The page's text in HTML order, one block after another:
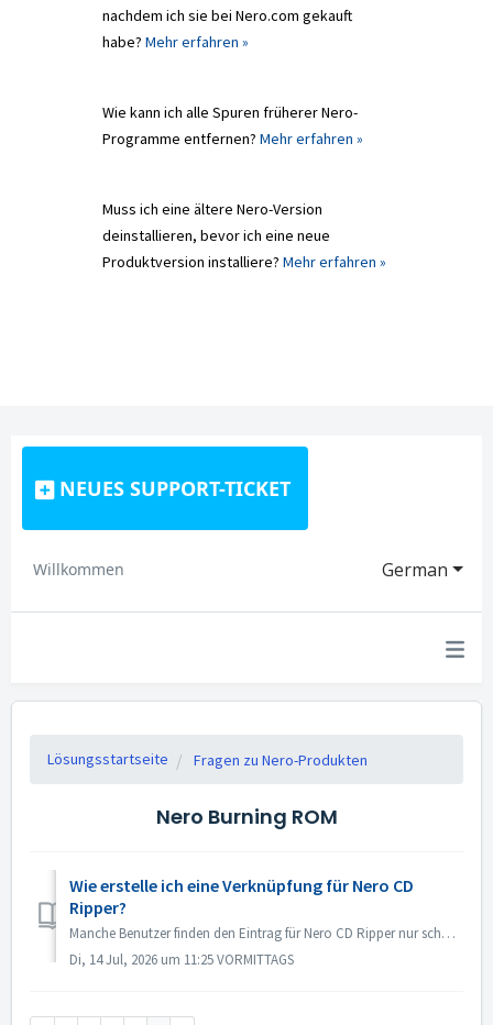
nachdem ich sie bei Nero.com gekauft
habe? Mehr erfahren »
Wie kann ich alle Spuren früherer Nero-
Programme entfernen? Mehr erfahren »
Muss ich eine ältere Nero-Version
deinstallieren, bevor ich eine neue
Produktversion installiere? Mehr erfahren »
NEUES SUPPORT-TICKET
German
Willkommen
Lösungsstartseite Fragen zu Nero-Produkten
Nero Burning ROM
Wie erstelle ich eine Verknüpfung für Nero CD
Ripper?
Manche Benutzer finden den Eintrag für Nero CD Ripper nur schwer und müssen jedes Mal den Microsoft Store aufrufen, um das Programm zu öffnen. Tatsächlich ...
Di, 14 Jul, 2026 um 11:25 VORMITTAGS